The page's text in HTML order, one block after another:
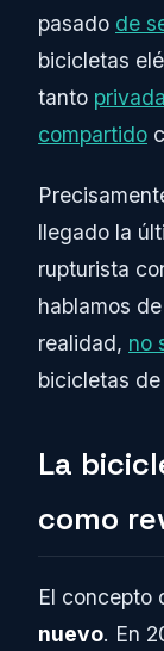
pasado de
bicicletas
tanto
compartido
llegado la
rupturista
hablamos
realidad, no
bicicletas
La
como
El concepto
nuevo. En